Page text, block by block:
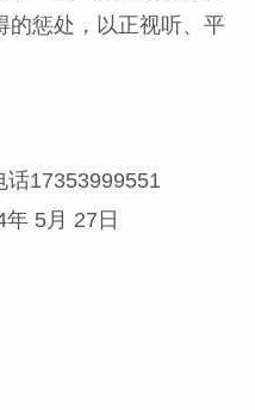
的惩处，以正视听、平
话17353999551
年 5月 27日